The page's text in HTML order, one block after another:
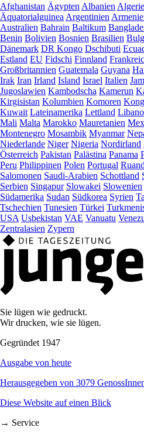
Afghanistan Ägypten Albanien
Äquatorialguinea Argentinien
Australien Bahrain Baltikum
Benin Bolivien Bosnien Brasilien
Dänemark DR Kongo Dschibuti
Estland EU Fidschi Finnland
Großbritannien Guatemala Guyana
Irak Iran Irland Island Israel Italien
Jugoslawien Kambodscha Kamerun
Kirgisistan Kolumbien Komoren
Kuwait Lateinamerika Lettland
Mali Malta Marokko Mauretanien
Montenegro Mosambik Myanmar
Niederlande Niger Nigeria Nordirland
Österreich Pakistan Palästina Panama
Peru Philippinen Polen Portugal
Salomonen Saudi-Arabien Schottland
Serbien Singapur Slowakei Slowenien
Südamerika Sudan Südkorea Syrien
Tschechien Tunesien Türkei
USA Usbekistan VAE Vanuatu
Zentralasien Zypern
Sie lügen wie gedruckt.
Wir drucken, wie sie lügen.
Gegründet 1947
Ausgabe von heute
Herausgegeben von 3079
Diese Website auf einen Blick
→ Service